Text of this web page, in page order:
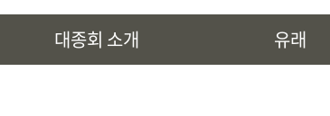
대종회 소개 유래
유래
시조 및 보관유리, 선대묘역을